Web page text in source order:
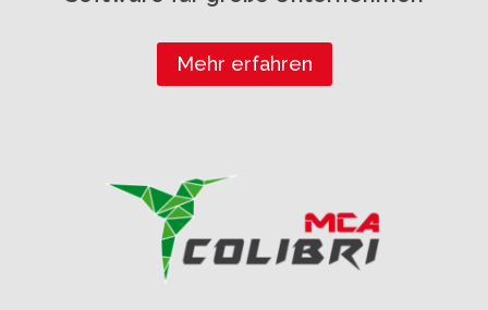
Mehr erfahren